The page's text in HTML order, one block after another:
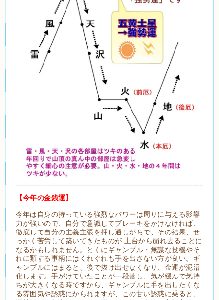
【今年の金銭運】
今年は自身の持っている強烈なパワーは周りに与える影響
力が強いので、自分で意識してブレーキをかけなければ、
徹底して自分の主義主張を押し通しがちで、その結果、せ
っかく苦労して築いてきたものが 土台から崩れ去ることに
なるかもしれません。とくにギャンブル・無謀な投機やそ
れに類する事柄にはくれぐれも手を出さない方が良い。ギ
ャンブルにはまると、後で抜け出せなくなり、金運が泥沼
化します。手がけていたことが一段落し、気が緩んで気持
ちが大きくなる時ですから、ギャンブルに手を出したくな
る雰囲気や誘惑にかられますが、この甘い誘惑に乗ると、